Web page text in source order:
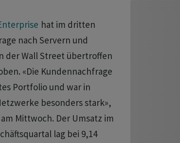
hat im dritten
nach Servern und
der Wall Street übertroffen
«Die Kundennachfrage
Portfolio und war in
besonders stark»,
Mittwoch. Der Umsatz im
lag bei 9,14